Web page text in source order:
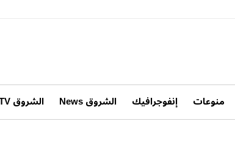
منوعات إنفوجرافيك الشروق News الشروق TV